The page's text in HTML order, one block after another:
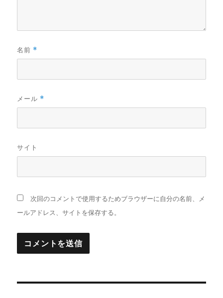
名前 *
メール *
サイト
次回のコメントで使用するためブラウザーに自分の名前、メ
ールアドレス、サイトを保存する。